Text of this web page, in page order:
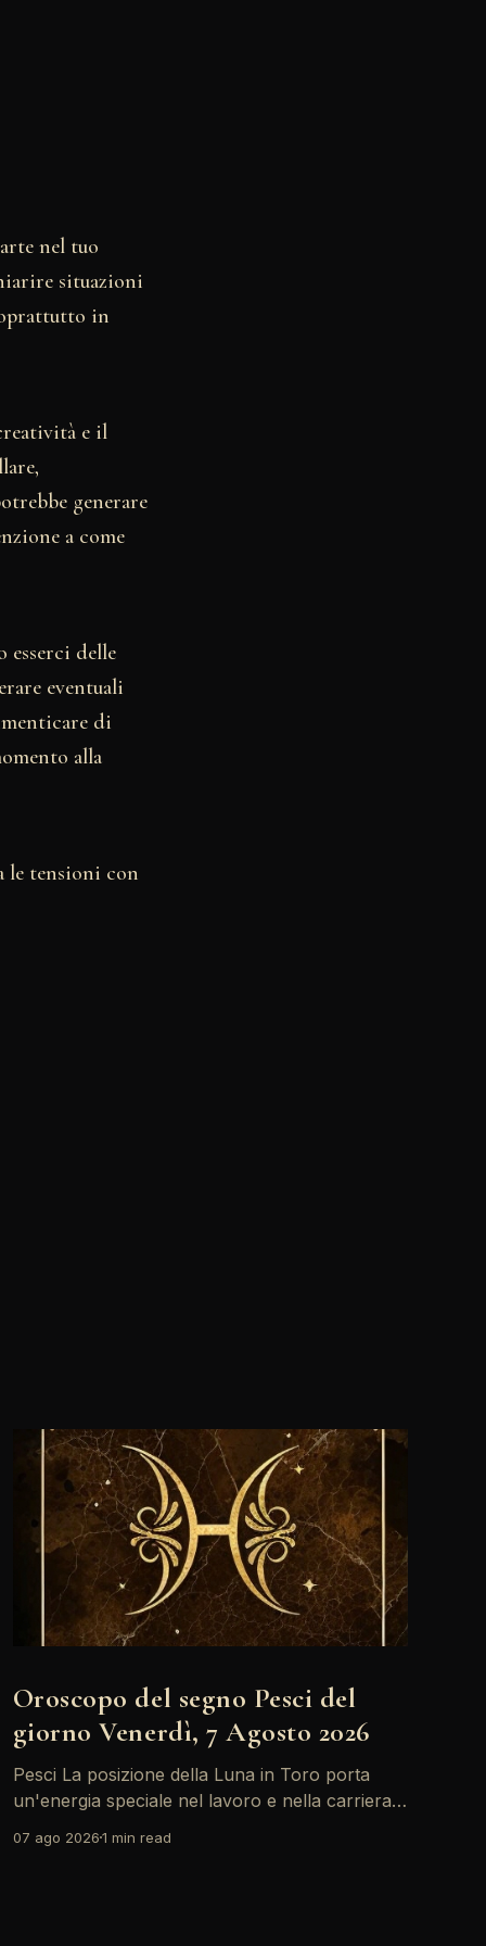
nel tuo
situazioni
in
e il
generare
a come
delle
eventuali
di
alla
le tensioni con
Oroscopo del segno Pesci del
giorno Venerdì, 7 Agosto 2026
Pesci La posizione della Luna in Toro porta
un'energia speciale nel lavoro e nella carriera.
Coeli, ci sono buone opportunità per brillare e
07 ago 20261 min read